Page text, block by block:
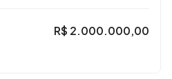
R$ 2.000.000,00